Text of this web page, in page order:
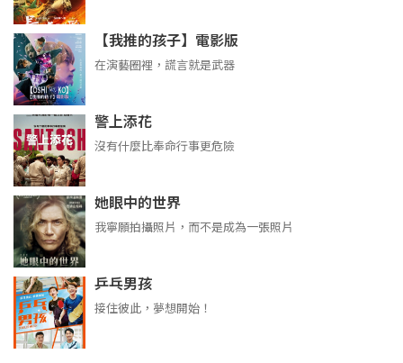
【我推的孩子】電影版
在演藝圈裡，謊言就是武器
警上添花
沒有什麼比奉命行事更危險
她眼中的世界
我寧願拍攝照片，而不是成為一張照片
乒乓男孩
接住彼此，夢想開始！